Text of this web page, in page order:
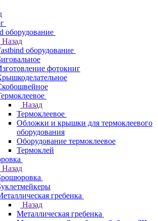
оборудование
Назад
оборудование
фотокниг
Назад
Термоклеевое
Обложки и крышки для термоклеевого
оборудования
Оборудование термоклеевое
Термоклей
Назад
гребенка
Назад
Металлическая гребенка